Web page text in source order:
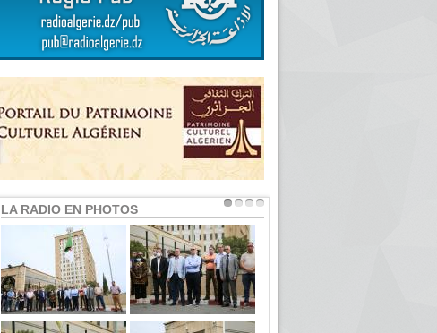
LA RADIO EN PHOTOS